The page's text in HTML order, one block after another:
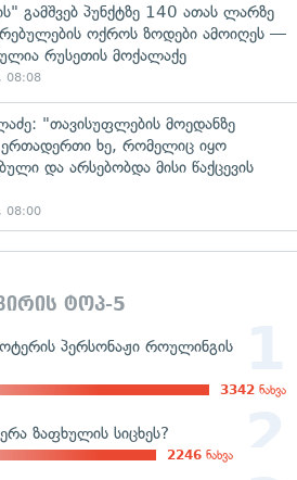
გამშვებ პუნქტზე 140 ათას ლარზე
ოქროს ზოდები ამოიღეს —
რუსეთის მოქალაქე
08:08
"თავისუფლების მოედანზე
ხე, რომელიც იყო
და არსებობდა მისი წაქცევის
08:00
ტოპ-5
პერსონაჟი როულინგის
3342 ნახვა
ზაფხულის სიცხეს?
2246 ნახვა